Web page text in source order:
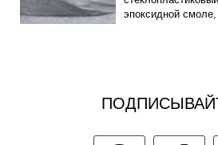
эпоксидной